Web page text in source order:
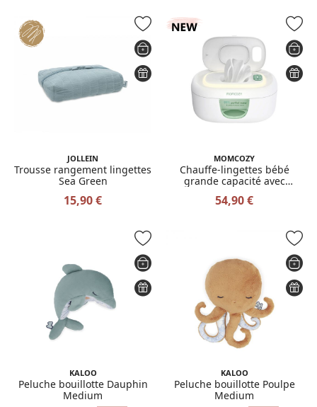
JOLLEIN
Trousse rangement lingettes
Sea Green
15,90 €
MOMCOZY
Chauffe-lingettes bébé
grande capacité avec
54,90 €
KALOO
Peluche bouillotte Dauphin
Medium
KALOO
Peluche bouillotte Poulpe
Medium